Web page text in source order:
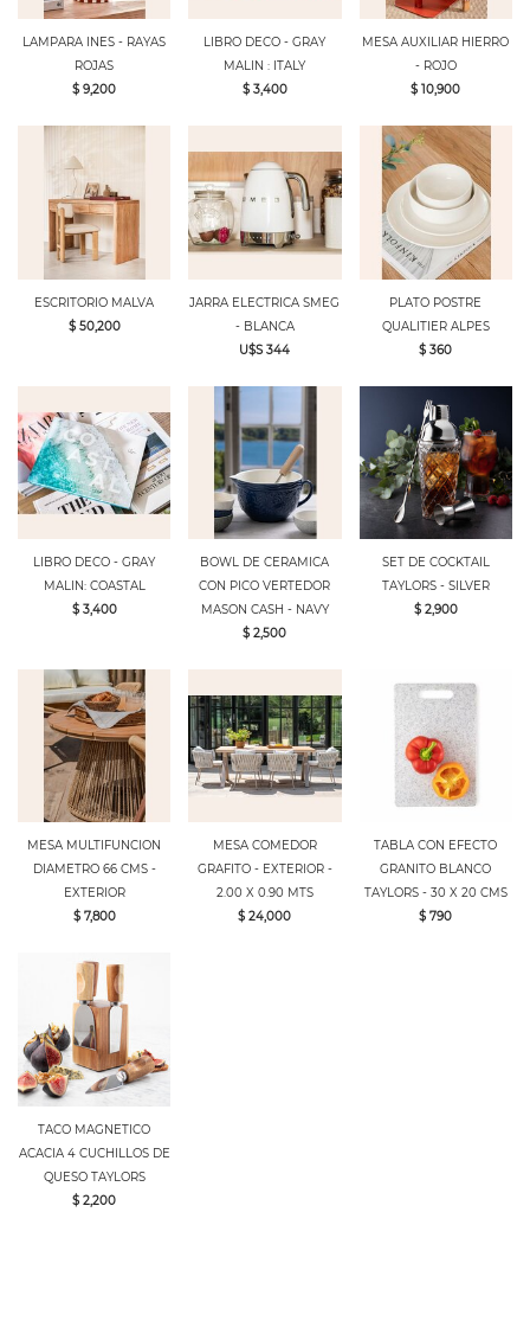
LAMPARA INES - RAYAS
ROJAS
$ 9,200
LIBRO DECO - GRAY
MALIN : ITALY
$ 3,400
MESA AUXILIAR HIERRO
- ROJO
$ 10,900
ESCRITORIO MALVA
$ 50,200
JARRA ELECTRICA SMEG
- BLANCA
U$S 344
PLATO POSTRE
QUALITIER ALPES
$ 360
LIBRO DECO - GRAY
MALIN: COASTAL
$ 3,400
BOWL DE CERAMICA
CON PICO VERTEDOR
MASON CASH - NAVY
$ 2,500
SET DE COCKTAIL
TAYLORS - SILVER
$ 2,900
MESA MULTIFUNCION
DIAMETRO 66 CMS -
EXTERIOR
$ 7,800
MESA COMEDOR
GRAFITO - EXTERIOR -
2.00 X 0.90 MTS
$ 24,000
TABLA CON EFECTO
GRANITO BLANCO
TAYLORS - 30 X 20 CMS
$ 790
TACO MAGNETICO
ACACIA 4 CUCHILLOS DE
QUESO TAYLORS
$ 2,200